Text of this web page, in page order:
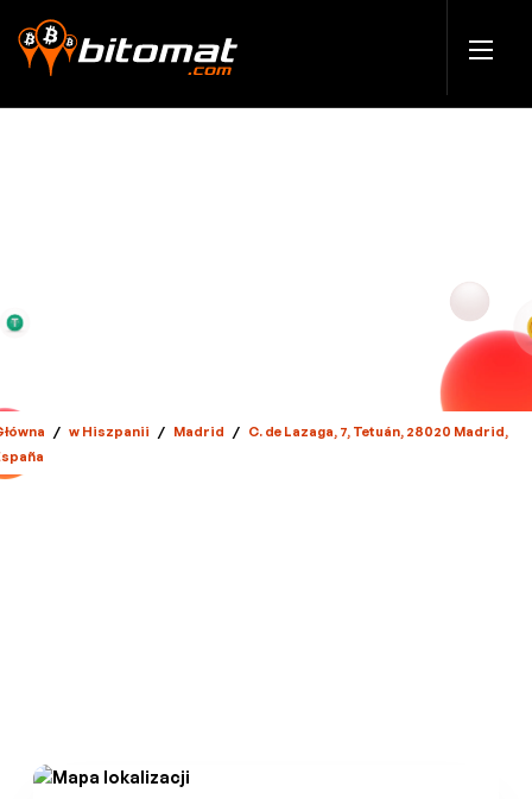
/ w Hiszpanii / Madrid / C. de Lazaga, 7, Tetuán, 28020 Madrid,